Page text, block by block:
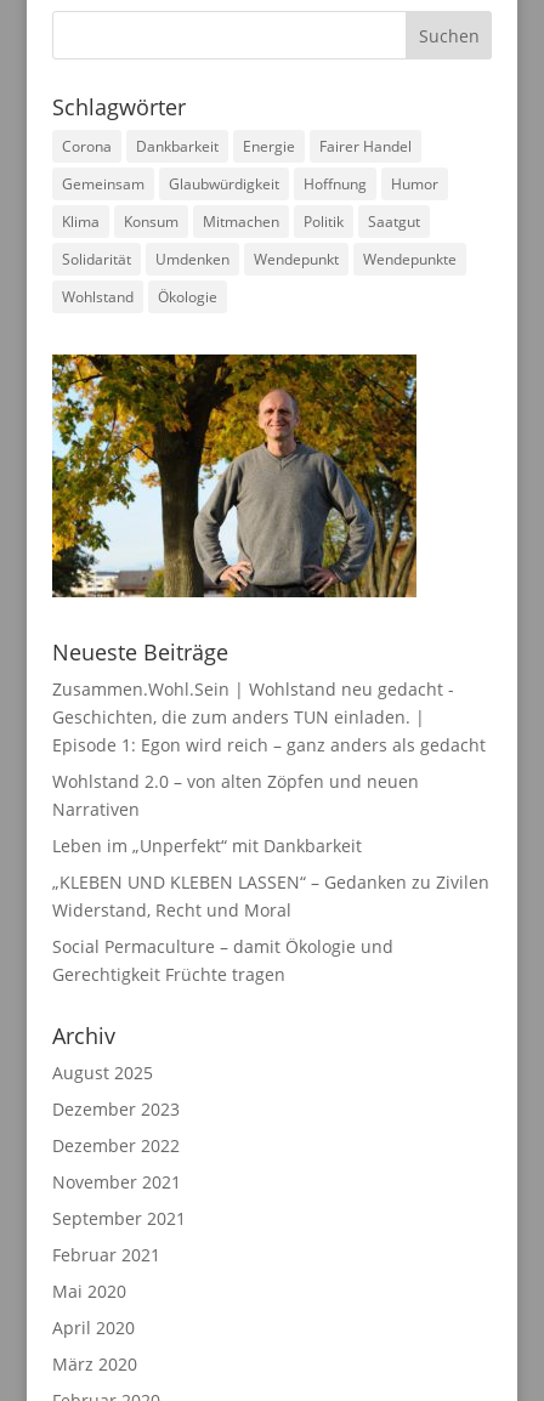
Schlagwörter
Corona Dankbarkeit Energie
Fairer Handel
Gemeinsam
Glaubwürdigkeit Hoffnung
Humor
Klima
Konsum Mitmachen Politik
Saatgut
Solidarität
Umdenken Wendepunkt
Wendepunkte
Wohlstand
Ökologie
Neueste Beiträge
Zusammen.Wohl.Sein | Wohlstand neu gedacht -
Geschichten, die zum anders TUN einladen. |
Episode 1: Egon wird reich – ganz anders als gedacht
Wohlstand 2.0 – von alten Zöpfen und neuen
Narrativen
Leben im „Unperfekt“ mit Dankbarkeit
„KLEBEN UND KLEBEN LASSEN“ – Gedanken zu Zivilen
Widerstand, Recht und Moral
Social Permaculture – damit Ökologie und
Gerechtigkeit Früchte tragen
Archiv
August 2025
Dezember 2023
Dezember 2022
November 2021
September 2021
Februar 2021
Mai 2020
April 2020
März 2020